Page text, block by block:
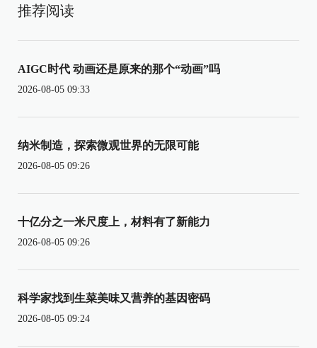
推荐阅读
AIGC时代 动画还是原来的那个“动画”吗
2026-08-05 09:33
纳米制造，探索微观世界的无限可能
2026-08-05 09:26
十亿分之一米尺度上，材料有了新能力
2026-08-05 09:26
科学家找到生菜美味又营养的基因密码
2026-08-05 09:24